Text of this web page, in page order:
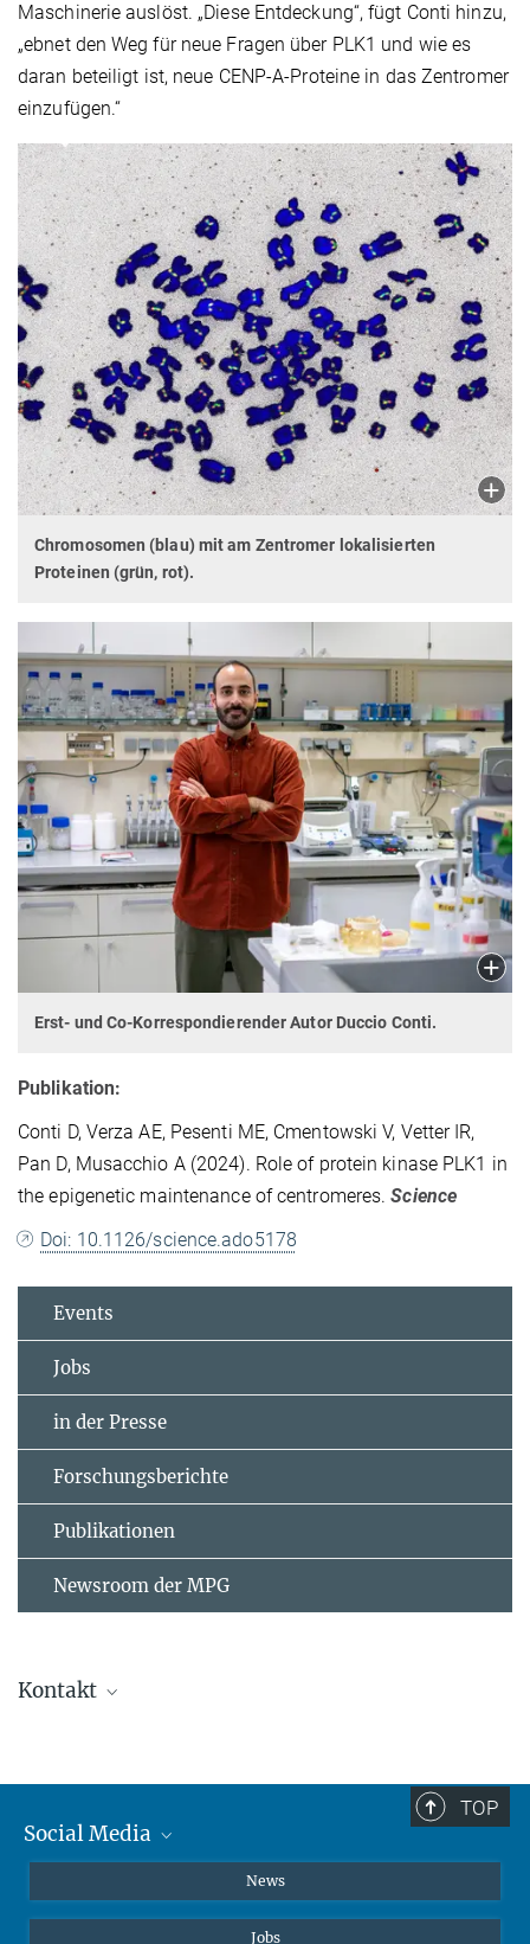
Maschinerie auslöst. „Diese Entdeckung“, fügt Conti hinzu,
„ebnet den Weg für neue Fragen über PLK1 und wie es
daran beteiligt ist, neue CENP-A-Proteine in das Zentromer
einzufügen.“
Chromosomen (blau) mit am Zentromer lokalisierten
Proteinen (grün, rot).
Erst- und Co-Korrespondierender Autor Duccio Conti.
Publikation:
Conti D, Verza AE, Pesenti ME, Cmentowski V, Vetter IR,
Pan D, Musacchio A(2024). Role of protein kinase PLK1 in
the epigenetic maintenance of centromeres. Science
Doi: 10.1126/science.ado5178
Events
Jobs
in der Presse
Forschungsberichte
Publikationen
Newsroom der MPG
Kontakt
andrea.musacchio@...
TOP
Social Media
X
News
Jobs